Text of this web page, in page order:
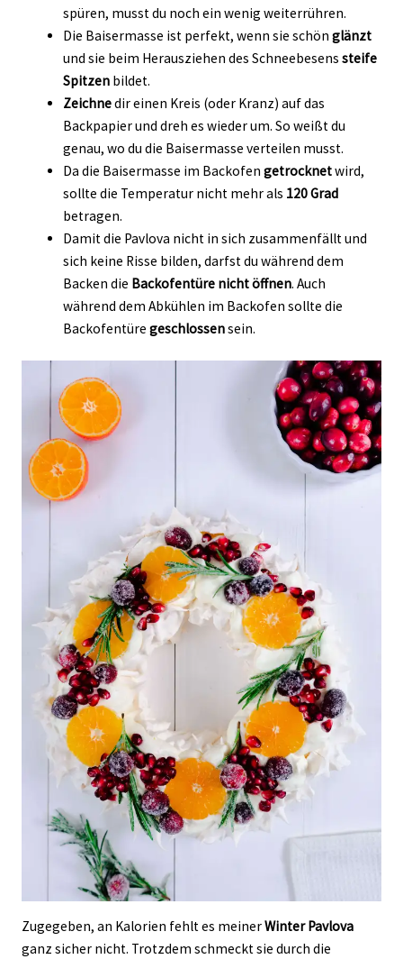
spüren, musst du noch ein wenig weiterrühren.
Die Baisermasse ist perfekt, wenn sie schönglänzt
und sie beim Herausziehen des Schneebesenssteife
Spitzen bildet.
Zeichnedir einen Kreis (oder Kranz) auf das
Backpapier und dreh es wieder um. So weißt du
genau, wo du die Baisermasse verteilen musst.
Da die Baisermasse im Backofengetrocknetwird,
sollte die Temperatur nicht mehr als 120 Grad
betragen.
Damit die Pavlova nicht in sich zusammenfällt und
sich keine Risse bilden, darfst du während dem
Backen die Backofentüre nicht öffnen. Auch
während dem Abkühlen im Backofen sollte die
Backofentüregeschlossensein.
Zugegeben, an Kalorien fehlt es meinerWinter Pavlova
ganz sicher nicht. Trotzdem schmeckt sie durch die